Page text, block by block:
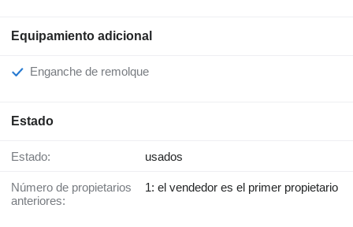
Equipamiento adicional
Enganche de remolque
Estado
Estado: usados
Número de propietarios
anteriores:
1: el vendedor es el primer propietario